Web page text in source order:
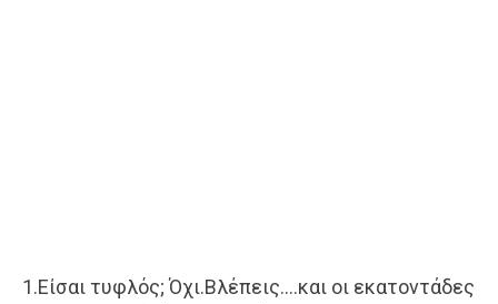
1.Είσαι τυφλός; Όχι.Βλέπεις….και οι εκατοντάδες